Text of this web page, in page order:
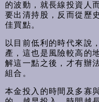
的波動，就長線投資人
要出清持股，反而從歷
佳買點。
以目前低利的時代來說
產，這也是風險較高的
解這一點之後，才有辦
組合。
本金投入的時間及多寡